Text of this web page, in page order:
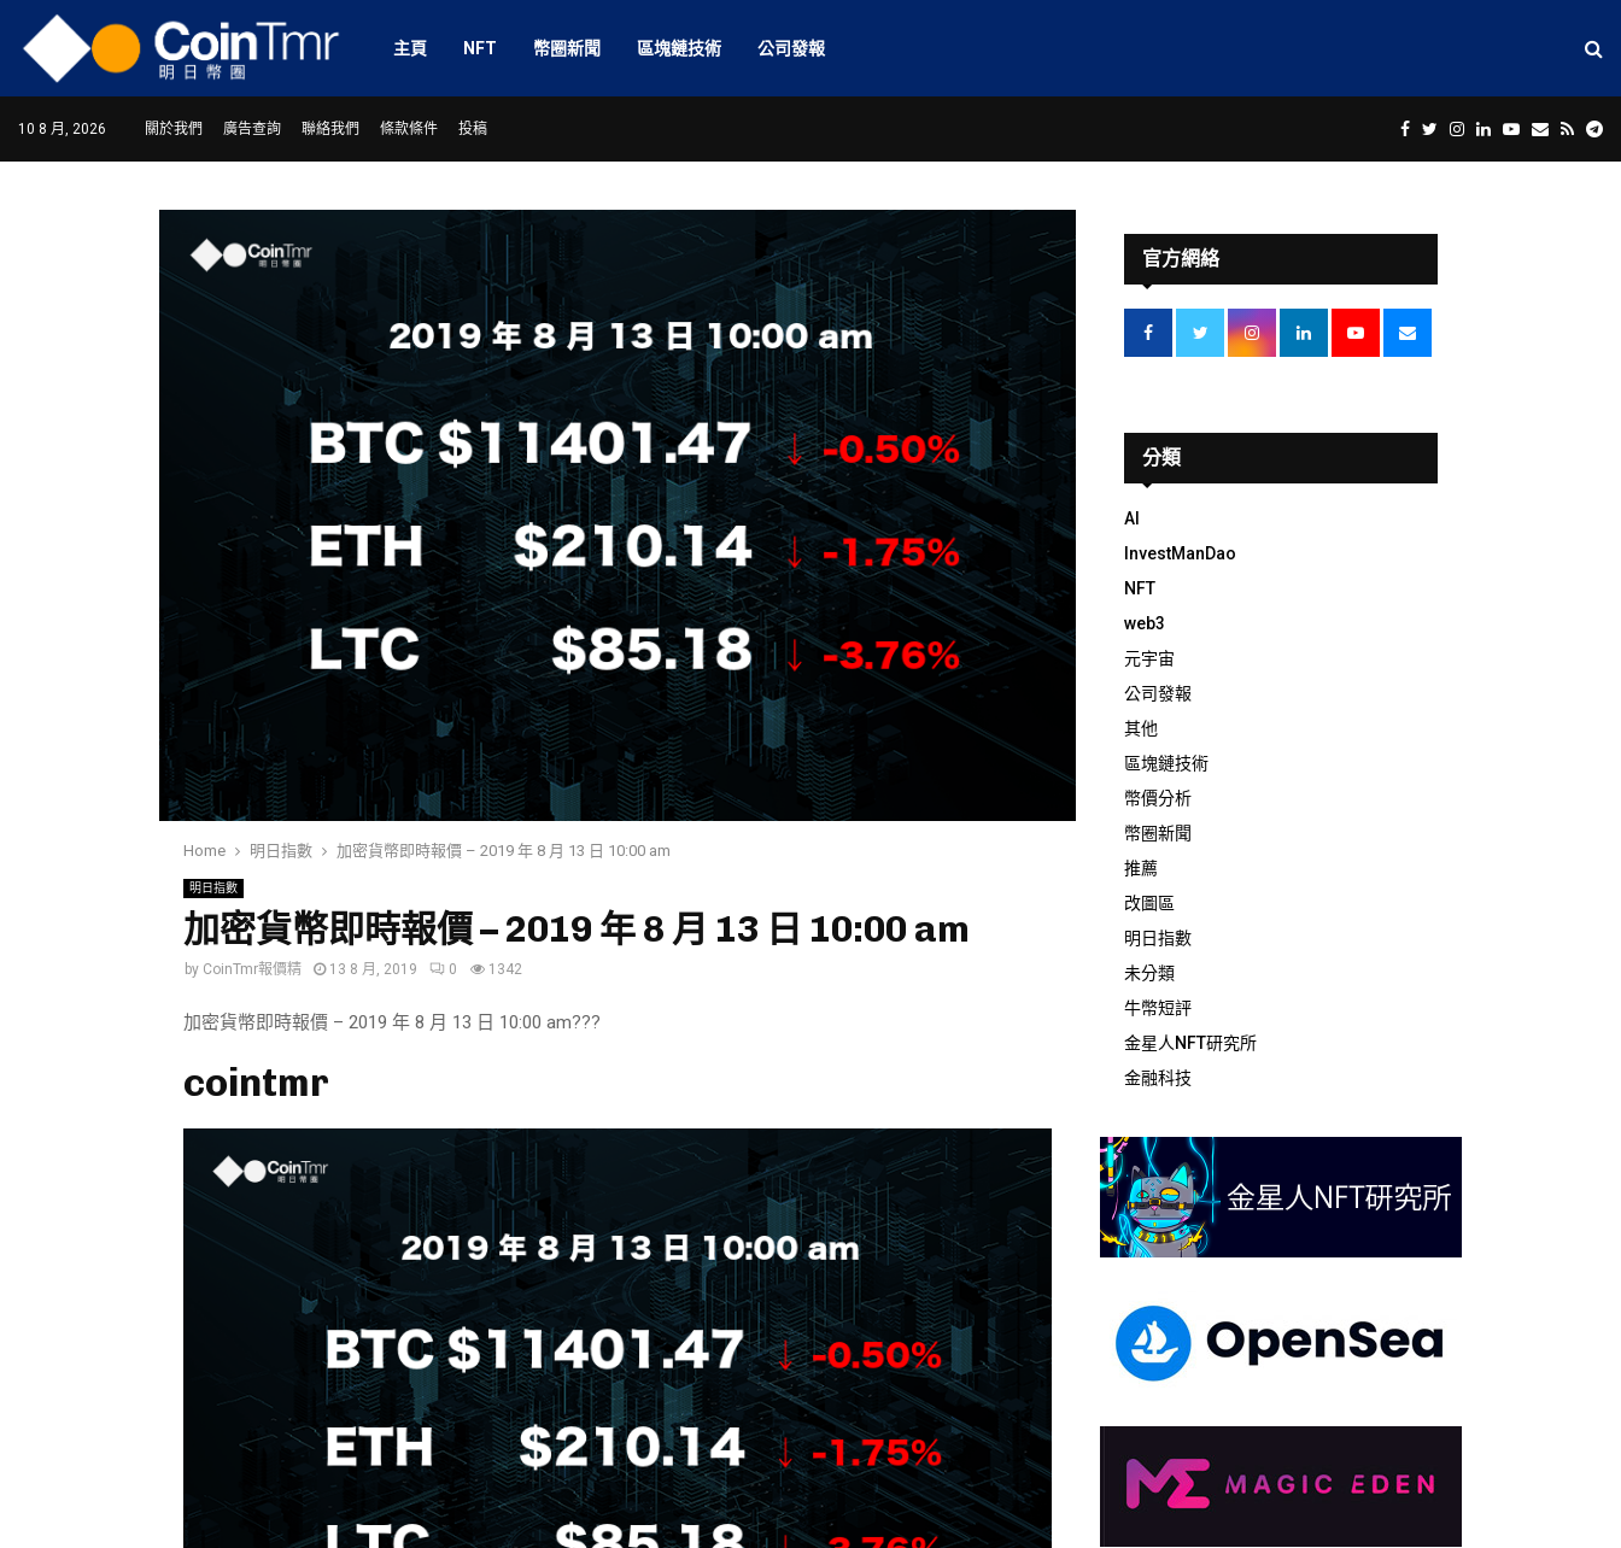
主頁 NFT 幣圈新聞 區塊鏈技術 公司發報
10 8 月, 2026 關於我們 廣告查詢 聯絡我們 條款條件 投稿 Facebook
Twitter
Instagram
LinkedinYoutube
Email
Rss
Home 明日指數 加密貨幣即時報價 – 2019 年 8 月 13 日 10:00 am
明日指數
加密貨幣即時報價 – 2019 年 8 月 13 日 10:00 am
by CoinTmr報價精 13 8 月, 2019 0 1342
加密貨幣即時報價 – 2019 年 8 月 13 日 10:00 am???
cointmr
官方網絡
分類
AI
InvestManDao
NFT
web3
元宇宙
公司發報
其他
區塊鏈技術
幣價分析
幣圈新聞
推薦
改圖區
明日指數
未分類
牛幣短評
金星人NFT研究所
金融科技